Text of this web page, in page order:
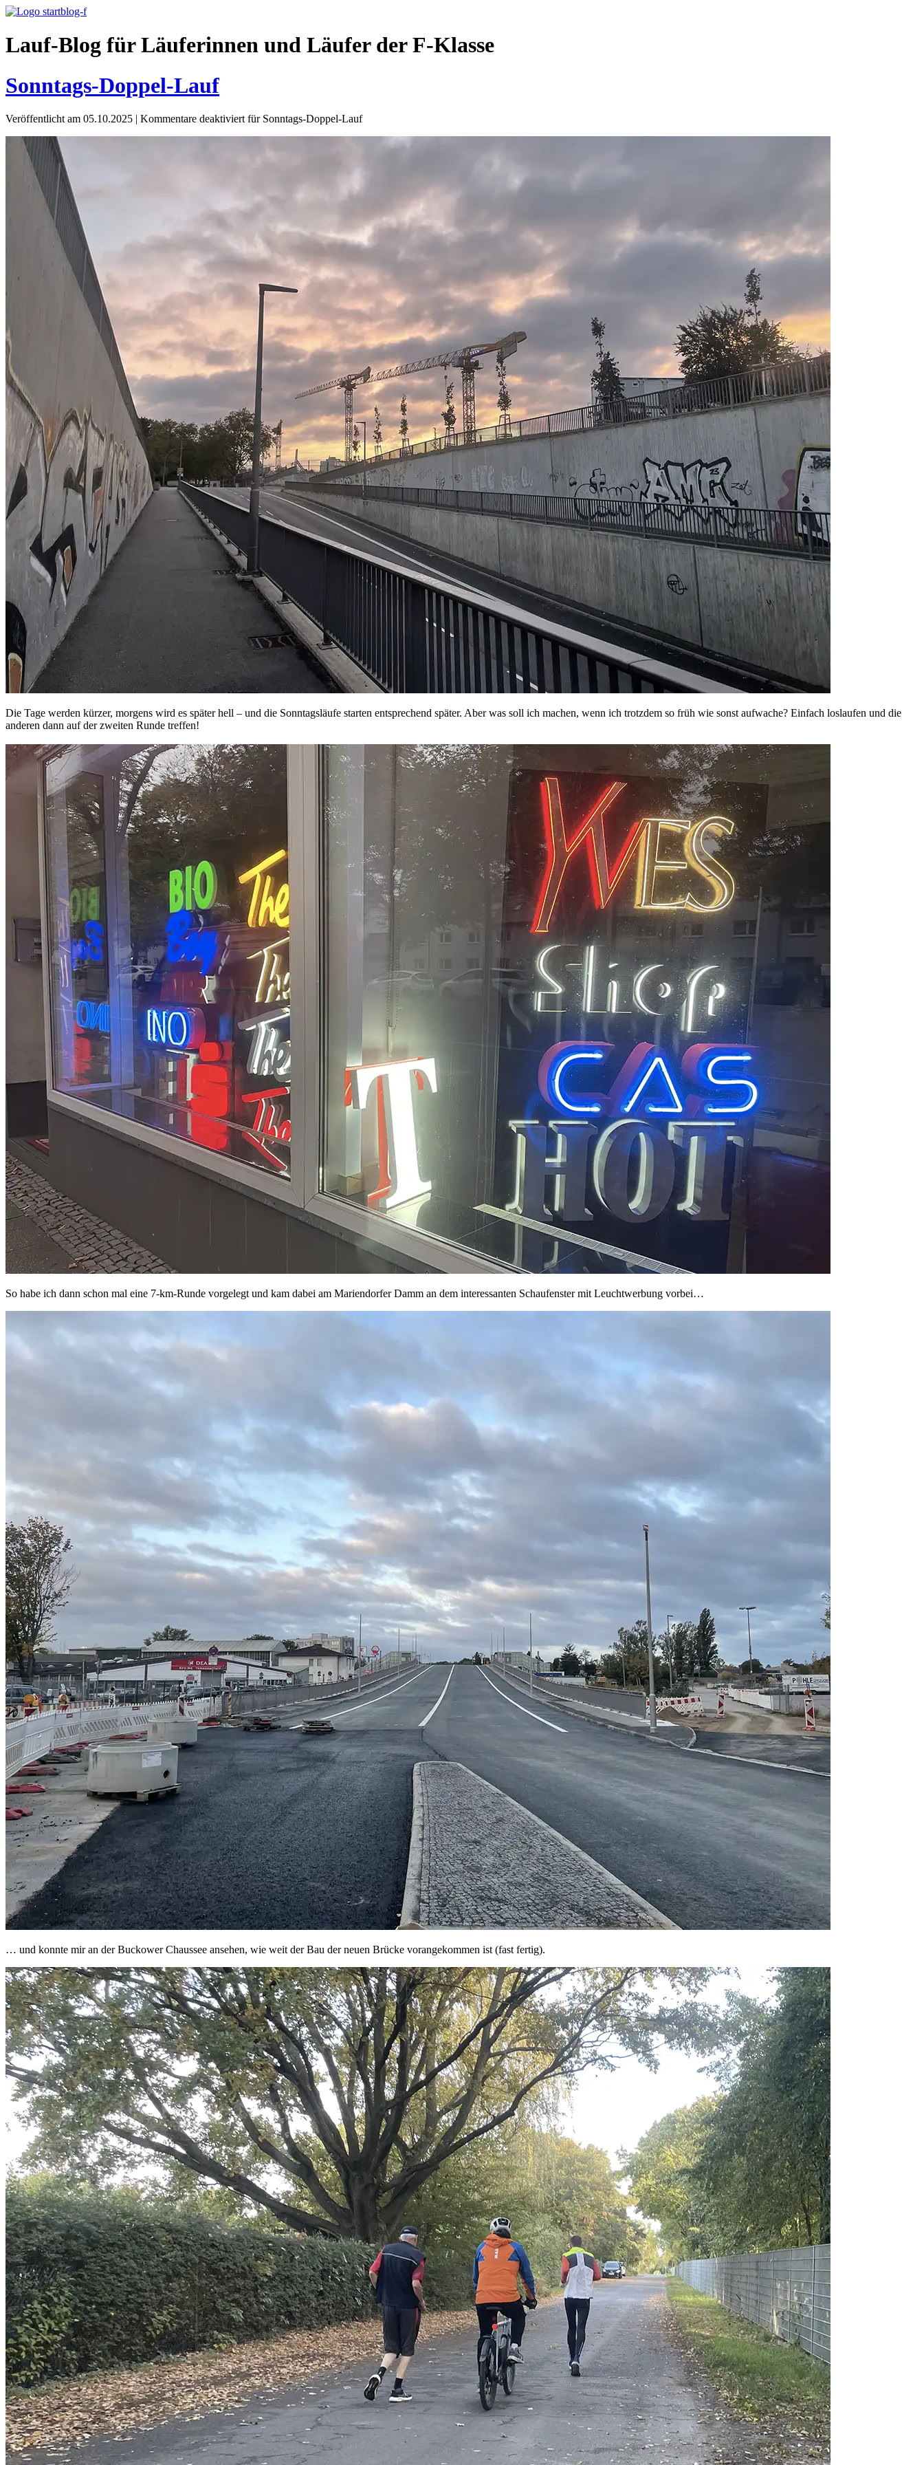
Lauf-Blog für Läuferinnen und Läufer der F-Klasse
Sonntags-Doppel-Lauf
Veröffentlicht am 05.10.2025 | Kommentare deaktiviert für Sonntags-Doppel-Lauf
Die Tage werden kürzer, morgens wird es später hell – und die Sonntagsläufe starten entsprechend später. Aber was soll ich machen, wenn ich trotzdem so früh wie sonst aufwache? Einfach loslaufen und die
anderen dann auf der zweiten Runde treffen!
So habe ich dann schon mal eine 7-km-Runde vorgelegt und kam dabei am Mariendorfer Damm an dem interessanten Schaufenster mit Leuchtwerbung vorbei…
… und konnte mir an der Buckower Chaussee ansehen, wie weit der Bau der neuen Brücke vorangekommen ist (fast fertig).